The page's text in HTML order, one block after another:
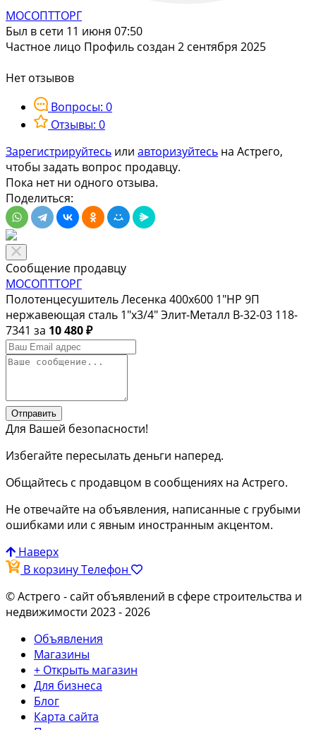
МОСОПТТОРГ
Был в сети 11 июня 07:50
Частное лицо Профиль создан 2 сентября 2025
Нет отзывов
Вопросы: 0
Отзывы: 0
Зарегистрируйтесь или авторизуйтесь на Астрего,
чтобы задать вопрос продавцу.
Пока нет ни одного отзыва.
Поделиться:
Сообщение продавцу
МОСОПТТОРГ
Полотенцесушитель Лесенка 400х600 1"НР 9П
нержавеющая сталь 1"х3/4" Элит-Металл В-32-03 118-
7341 за 10 480 ₽
Отправить
Для Вашей безопасности!
Избегайте пересылать деньги наперед.
Общайтесь с продавцом в сообщениях на Астрего.
Не отвечайте на объявления, написанные с грубыми
ошибками или с явным иностранным акцентом.
Наверх
В корзинуТелефон
© Астрего - сайт объявлений в сфере строительства и
недвижимости 2023 - 2026
Объявления
Магазины
+ Открыть магазин
Для бизнеса
Блог
Карта сайта